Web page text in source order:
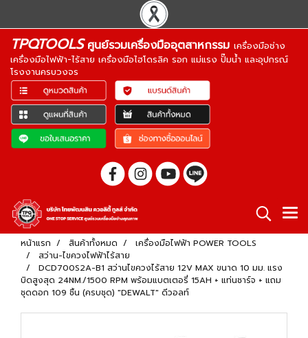
TPQTOOLSศูนย์รวมเครื่องมืออุตสาหกรรม เครื่องมือช่าง
เครื่องมือไฟฟ้า-ไร้สาย เครื่องมือไฮโดรลิค รอก แม่แรง ปั๊มน้ำ และอุปกรณ์
โรงงานครบวงจร
หน้าแรก สินค้าทั้งหมด
เครื่องมือไฟฟ้า POWER TOOLS
สว่าน-ไขควงไฟฟ้าไร้สาย
DCD700S2A-B1 สว่านไขควงไร้สาย 12V MAX ขนาด 10 มม. แรง
บิดสูงสุด 24NM./1500 RPM พร้อมแบตเตอรี่ 15AH + แท่นชาร์จ + แถม
ชุดดอก 109 ชิ้น (ครบชุด) "DEWALT" ดีวอลท์